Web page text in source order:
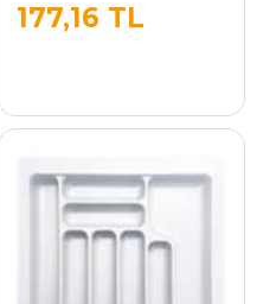
177,16 TL